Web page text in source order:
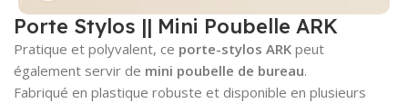
Porte Stylos || Mini Poubelle ARK
Pratique et polyvalent, ce porte-stylos ARK peut
également servir de mini poubelle de bureau.
Fabriqué en plastique robuste et disponible en plusieurs